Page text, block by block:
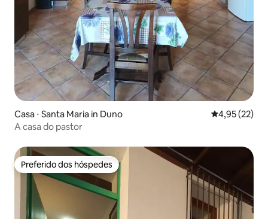
Casa ⋅ Santa Maria in Duno 4,95 de uma
4,95 (22)
A casa do pastor
Preferido dos hóspedes
Preferido dos hóspedes